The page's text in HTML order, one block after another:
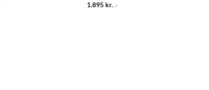
1.895 kr. .-